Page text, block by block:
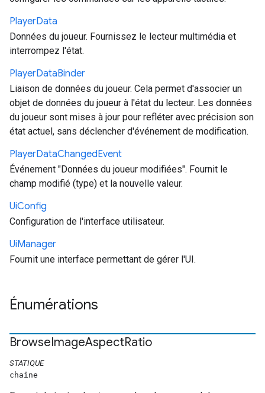
PlayerData
Données du joueur. Fournissez le lecteur multimédia et
interrompez l'état.
PlayerDataBinder
Liaison de données du joueur. Cela permet d'associer un
objet de données du joueur à l'état du lecteur. Les données
du joueur sont mises à jour pour refléter avec précision son
état actuel, sans déclencher d'événement de modification.
PlayerDataChangedEvent
Événement "Données du joueur modifiées". Fournit le
champ modifié (type) et la nouvelle valeur.
UiConfig
Configuration de l'interface utilisateur.
UiManager
Fournit une interface permettant de gérer l'UI.
Énumérations
BrowseImageAspectRatio
STATIQUE
chaîne